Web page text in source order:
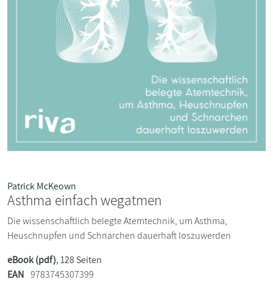
Patrick McKeown
Asthma einfach wegatmen
Die wissenschaftlich belegte Atemtechnik, um Asthma,
Heuschnupfen und Schnarchen dauerhaft loszuwerden
eBook (pdf), 128 Seiten
EAN 9783745307399